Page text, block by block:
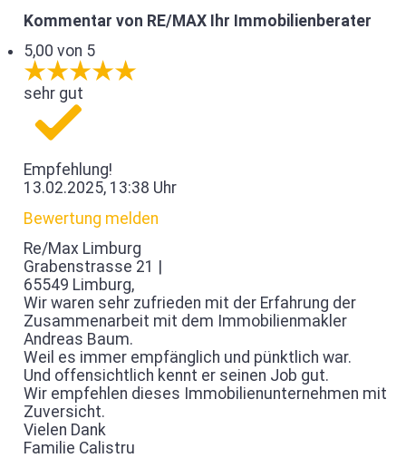
Kommentar von RE/MAX Ihr Immobilienberater
5,00 von 5
sehr gut
Empfehlung!
13.02.2025, 13:38 Uhr
Bewertung melden
Re/Max Limburg
Grabenstrasse 21 |
65549 Limburg,
Wir waren sehr zufrieden mit der Erfahrung der
Zusammenarbeit mit dem Immobilienmakler
Andreas Baum.
Weil es immer empfänglich und pünktlich war.
Und offensichtlich kennt er seinen Job gut.
Wir empfehlen dieses Immobilienunternehmen mit
Zuversicht.
Vielen Dank
Familie Calistru